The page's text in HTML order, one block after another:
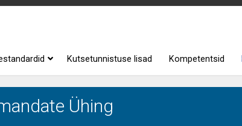
Kutsetunnistuse lisad Kompetentsid
Ühing